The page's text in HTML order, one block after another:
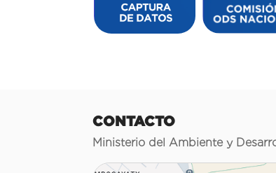
CONTACTO
Ministerio del Ambiente y